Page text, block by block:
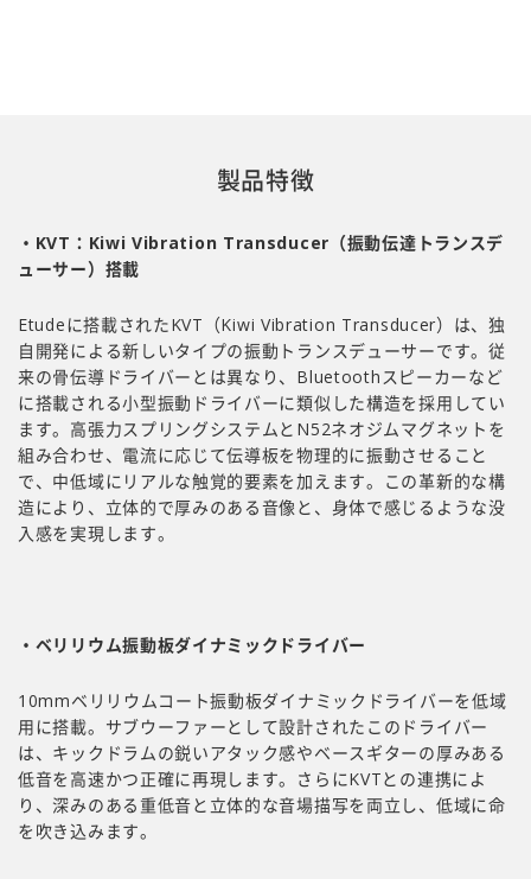
製品特徴
・KVT：Kiwi Vibration Transducer（振動伝達トランスデ
ューサー）搭載
Etudeに搭載されたKVT（Kiwi Vibration Transducer）は、独
自開発による新しいタイプの振動トランスデューサーです。従
来の骨伝導ドライバーとは異なり、Bluetoothスピーカーなど
に搭載される小型振動ドライバーに類似した構造を採用してい
ます。高張力スプリングシステムとN52ネオジムマグネットを
組み合わせ、電流に応じて伝導板を物理的に振動させること
で、中低域にリアルな触覚的要素を加えます。この革新的な構
造により、立体的で厚みのある音像と、身体で感じるような没
入感を実現します。
・ベリリウム振動板ダイナミックドライバー
10mmベリリウムコート振動板ダイナミックドライバーを低域
用に搭載。サブウーファーとして設計されたこのドライバー
は、キックドラムの鋭いアタック感やベースギターの厚みある
低音を高速かつ正確に再現します。さらにKVTとの連携によ
り、深みのある重低音と立体的な音場描写を両立し、低域に命
を吹き込みます。